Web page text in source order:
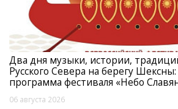
Два дня музыки, истории,
Русского Севера на берегу
программа фестиваля «Небо
06 августа 2026